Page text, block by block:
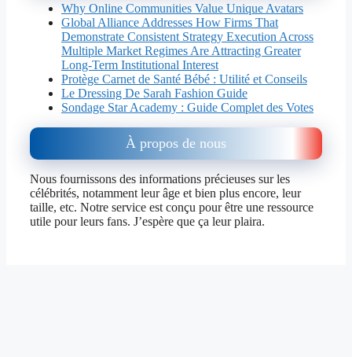
Why Online Communities Value Unique Avatars
Global Alliance Addresses How Firms That
Demonstrate Consistent Strategy Execution Across
Multiple Market Regimes Are Attracting Greater
Long-Term Institutional Interest
Protège Carnet de Santé Bébé : Utilité et Conseils
Le Dressing De Sarah Fashion Guide
Sondage Star Academy : Guide Complet des Votes
À propos de nous
Nous fournissons des informations précieuses sur les
célébrités, notamment leur âge et bien plus encore, leur
taille, etc. Notre service est conçu pour être une ressource
utile pour leurs fans. J’espère que ça leur plaira.